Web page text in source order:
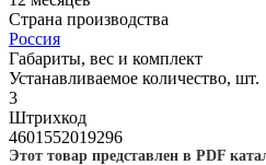
Страна производства
Россия
Габариты, вес и комплект
Устанавливаемое количество, шт.
3
Штрихкод
4601552019296
Этот товар представлен в PDF